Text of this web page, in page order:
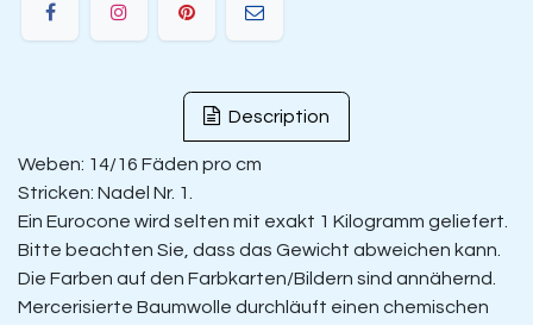
Description
Weben: 14/16 Fäden pro cm
Stricken: Nadel Nr. 1.
Ein Eurocone wird selten mit exakt 1 Kilogramm geliefert.
Bitte beachten Sie, dass das Gewicht abweichen kann.
Die Farben auf den Farbkarten/Bildern sind annähernd.
Mercerisierte Baumwolle durchläuft einen chemischen